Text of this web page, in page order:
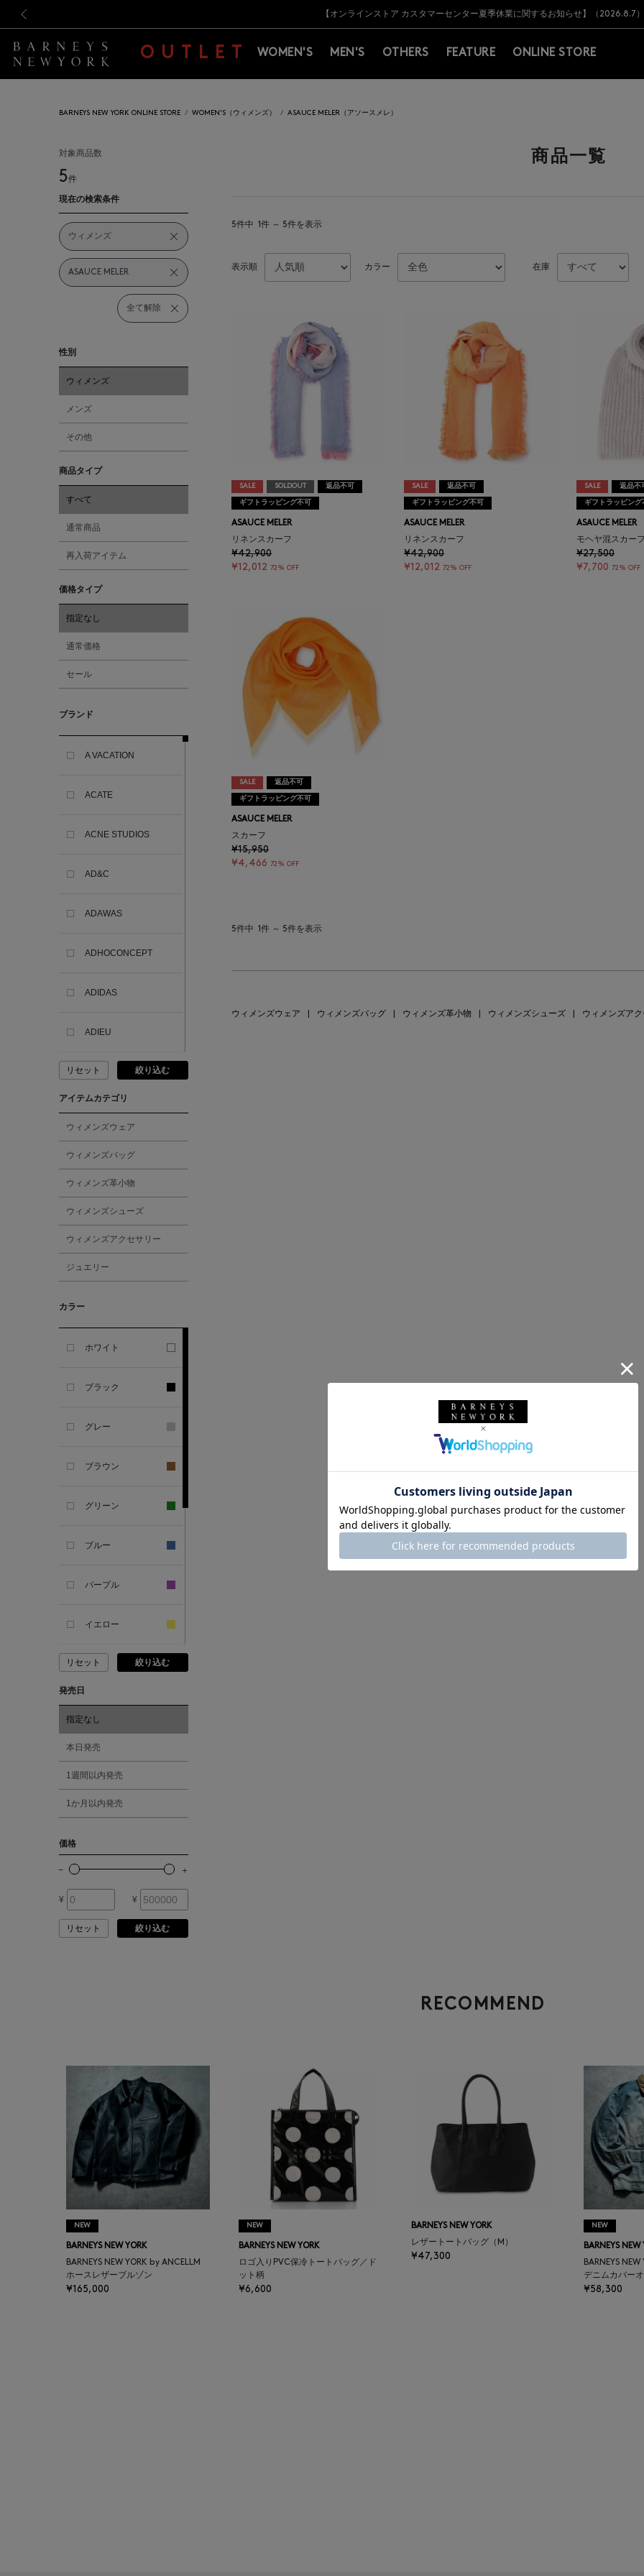
新規登録のお客様も対象！＜MY BARNEYS＞会員のお客様は11,000円（税込）以上のお買上げで常時送料無料
【夏季休業に伴う出荷一時停止のお知らせ】(2026.8.7)
【オンラインストア カスタマーセンター夏季休業に関するお知らせ】（2026.8.7）
【夏季休業に伴う返品・交換承り一時停止のお知らせ】（2026.8.5）
熊本県を中心とした地震の影響によるお荷物のお届けについて
【開催中】SUMMER SALEのご案内・ご注意事項
新規登録のお客様も対象！＜MY BARNEYS＞会員のお客様は11,000円（税込）以上のお買上げで常時送料無料
【夏季休業に伴う出荷一時停止のお知らせ】(2026.8.7)
OUTLET WOMEN'S MEN'S OTHERS FEATURE ONLINE STORE
BARNEYS NEW YORK ONLINE STORE WOMEN'S（ウィメンズ） ASAUCE MELER（アソースメレ）
対象商品数
5件
現在の検索条件
ウィメンズ
ASAUCE MELER
全て解除
性別
ウィメンズ
メンズ
その他
商品タイプ
すべて
通常商品
再入荷アイテム
価格タイプ
指定なし
通常価格
セール
ブランド
A VACATION
ACATE
ACNE STUDIOS
AD&C
ADAWAS
ADHOCONCEPT
ADIDAS
ADIEU
ADLIN HUE
ADVISORY BOARD
CRYSTALS
AKIKO OGAWA.
ALBERT THURSTON
SANDAL
ANDERSONS
ANTIPAST
ANYA HINDMARCH
ARCS LONDON
ASAUCE MELER
ATHLETICS FTWR
ATTO VANNUCCI
FIRENZE
AURALEE
AUTRY
BAGUTTA
リセット 絞り込む
アイテムカテゴリ
ウィメンズウェア
ウィメンズバッグ
ウィメンズ革小物
ウィメンズシューズ
ウィメンズアクセサリー
ジュエリー
カラー
ホワイト
ブラック
グレー
ブラウン
グリーン
ブルー
パープル
イエロー
ピンク
レッド
オレンジ
シルバー
リセット 絞り込む
発売日
指定なし
本日発売
1週間以内発売
1か月以内発売
価格
¥ ¥
リセット 絞り込む
商品一覧
5件中 1件 ～ 5件を表示
表示順 カラー 在庫
SALE SOLDOUT 返品不可
ギフトラッピング不可
ASAUCE MELER
リネンスカーフ
¥42,900
¥12,012 72% OFF
SALE 返品不可
ギフトラッピング不可
ASAUCE MELER
リネンスカーフ
¥42,900
¥12,012 72% OFF
SALE 返品不
ギフトラッピング
ASAUCE MELER
モヘヤ混スカー
¥27,500
¥7,700 72% OFF
SALE 返品不可
ギフトラッピング不可
ASAUCE MELER
スカーフ
¥15,950
¥4,466 72% OFF
5件中 1件 ～ 5件を表示
ウィメンズウェア ウィメンズバッグ ウィメンズ革小物 ウィメンズシューズ ウィメンズア
RECOMMEND
NEW
BARNEYS NEW YORK
BARNEYS NEW YORK by ANCELLM
ホースレザーブルゾン
¥165,000
NEW
BARNEYS NEW YORK
ロゴ入りPVC保冷トートバッグ／ド
ット柄
¥6,600
BARNEYS NEW YORK
レザートートバッグ（M）
¥47,300
NEW
BARNEYS NEW
BARNEYS
デニムカバー
¥58,300